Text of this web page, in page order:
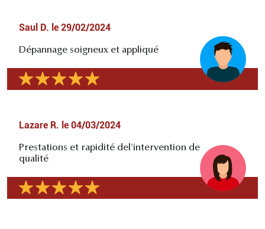
Saul D. le 29/02/2024
Dépannage soigneux et appliqué
Lazare R. le 04/03/2024
Prestations et rapidité del'intervention de
qualité